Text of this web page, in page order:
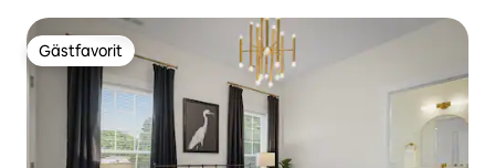
Gästfavorit
Gästfavorit